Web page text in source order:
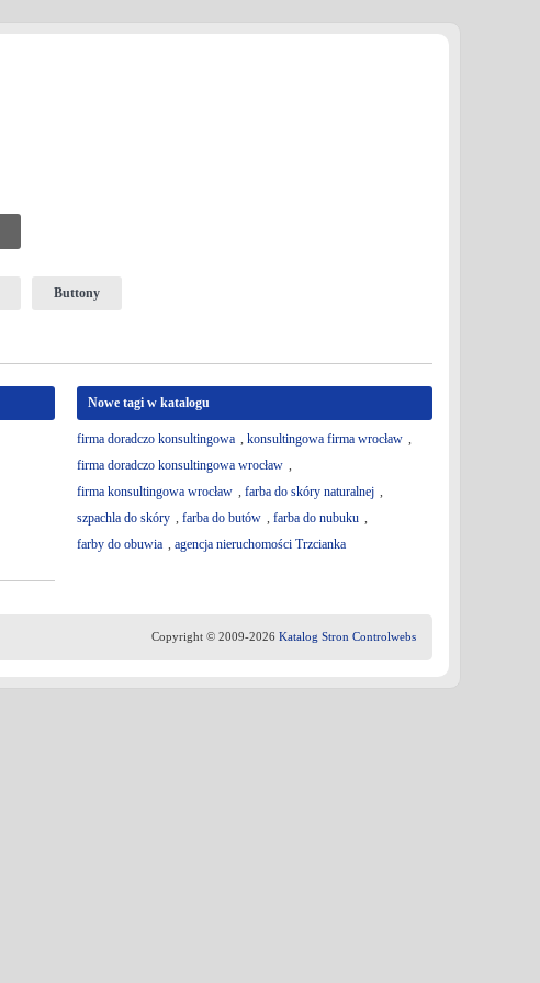
Buttony
Nowe tagi w katalogu
firma doradczo konsultingowa , konsultingowa firma wrocław ,
firma doradczo konsultingowa wrocław ,
firma konsultingowa wrocław , farba do skóry naturalnej ,
szpachla do skóry , farba do butów , farba do nubuku ,
farby do obuwia , agencja nieruchomości Trzcianka
Copyright © 2009-2026 Katalog Stron Controlwebs